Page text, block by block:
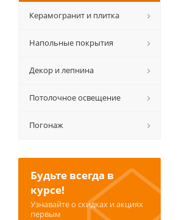
Керамогранит и плитка
Напольные покрытия
Декор и лепнина
Потолочное освещение
Погонаж
Будьте всегда в
курсе!
Узнавайте о скидках и акциях
первым